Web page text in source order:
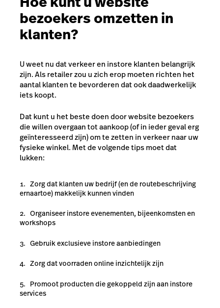
bezoekers omzetten in
klanten?
U weet nu dat verkeer en instore klanten belangrijk
zijn. Als retailer zou u zich erop moeten richten het
aantal klanten te bevorderen dat ook daadwerkelijk
iets koopt.
Dat kunt u het beste doen door website bezoekers
die willen overgaan tot aankoop (of in ieder geval erg
geïnteresseerd zijn) om te zetten in verkeer naar uw
fysieke winkel. Met de volgende tips moet dat
lukken:
Zorg dat klanten uw bedrijf (en de routebeschrijving
ernaartoe) makkelijk kunnen vinden
Organiseer instore evenementen, bijeenkomsten en
workshops
Gebruik exclusieve instore aanbiedingen
Zorg dat voorraden online inzichtelijk zijn
Promoot producten die gekoppeld zijn aan instore
services